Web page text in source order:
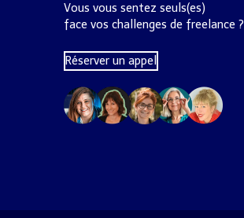
Vous vous sentez seuls(es)
face vos challenges de freelance ?
Réserver un appel